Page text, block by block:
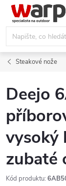
Přejít
obsah
Steakové nože
Deejo
vysoký
zubaté
Kód produktu: